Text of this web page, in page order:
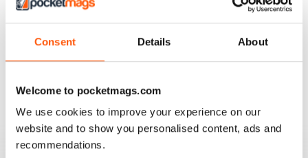
Consent Details About
Welcome to pocketmags.com
We use cookies to improve your experience on our
website and to show you personalised content, ads and
recommendations.
Recensito 08 gennaio 2021
Please provide more details of where to obtain
'Special to Type' components & enclosures/cases
please.
Ideally encourage a component supplier to provide